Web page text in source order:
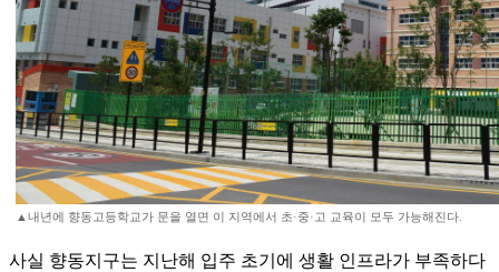
▲내년에 향동고등학교가 문을 열면 이 지역에서 초·중·고 교육이 모두 가능해진다.
사실 향동지구는 지난해 입주 초기에 생활 인프라가 부족하다